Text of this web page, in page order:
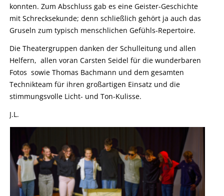
konnten. Zum Abschluss gab es eine Geister-Geschichte
mit Schrecksekunde; denn schließlich gehört ja auch das
Gruseln zum typisch menschlichen Gefühls-Repertoire.
Die Theatergruppen danken der Schulleitung und allen
Helfern, allen voran Carsten Seidel für die wunderbaren
Fotos sowie Thomas Bachmann und dem gesamten
Technikteam für ihren großartigen Einsatz und die
stimmungsvolle Licht- und Ton-Kulisse.
J.L.